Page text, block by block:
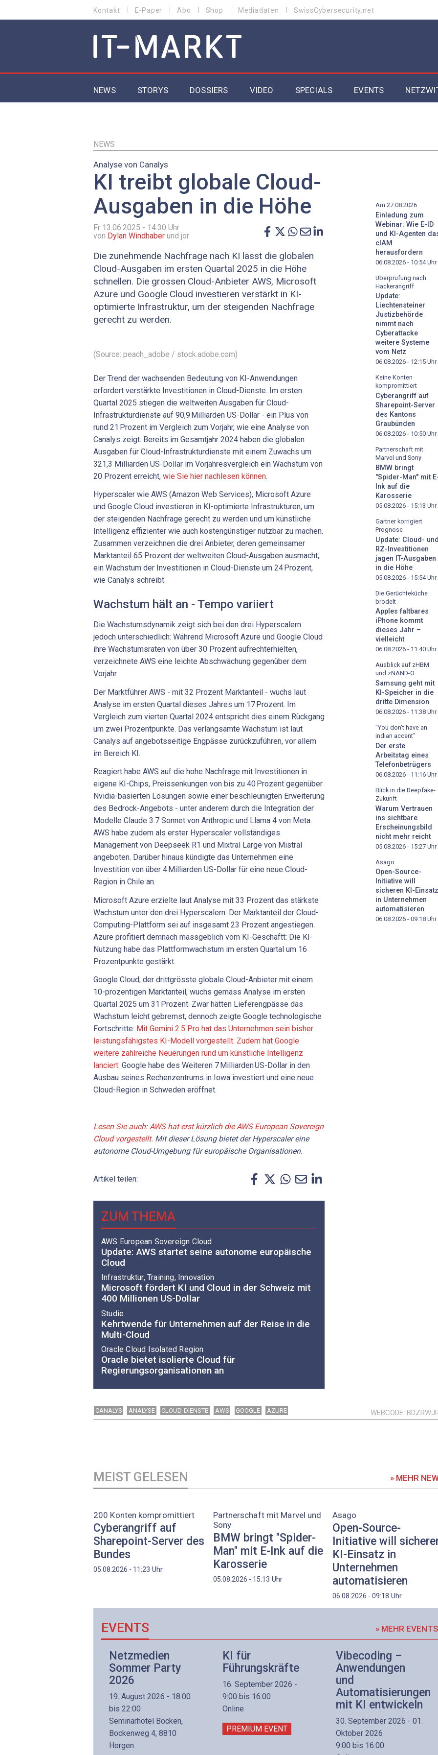
zum
MENU
Kontakt E-Paper Abo Shop Mediadaten SwissCybersecurity.net
MAIN NAVIGATION
NEWS STORYS DOSSIERS
EU-DSGVO
VIDEO SPECIALS
Artificial Intelligence 2025
EVENTS
NEWS
Analyse von Canalys
KI treibt globale Cloud-
Ausgaben in die Höhe
Fr 13.06.2025 - 14:30 Uhr
von Dylan Windhaber und jor
Die zunehmende Nachfrage nach KI lässt die globalen
Cloud-Ausgaben im ersten Quartal 2025 in die Höhe
schnellen. Die grossen Cloud-Anbieter AWS, Microsoft
Azure und Google Cloud investieren verstärkt in KI-
optimierte Infrastruktur, um der steigenden Nachfrage
gerecht zu werden.
(Source: peach_adobe / stock.adobe.com)
Der Trend der wachsenden Bedeutung von KI-Anwendungen
erfordert verstärkte Investitionen in Cloud-Dienste. Im ersten
Quartal 2025 stiegen die weltweiten Ausgaben für Cloud-
Infrastrukturdienste auf 90,9 Milliarden US-Dollar - ein Plus von
rund 21 Prozent im Vergleich zum Vorjahr, wie eine Analyse von
Canalys zeigt. Bereits im Gesamtjahr 2024 haben die globalen
Ausgaben für Cloud-Infrastrukturdienste mit einem Zuwachs um
321,3 Milliarden US-Dollar im Vorjahresvergleich ein Wachstum von
20 Prozent erreicht, wie Sie hier nachlesen können.
Hyperscaler wie AWS (Amazon Web Services), Microsoft Azure
und Google Cloud investieren in KI-optimierte Infrastrukturen, um
der steigenden Nachfrage gerecht zu werden und um künstliche
Intelligenz effizienter wie auch kostengünstiger nutzbar zu machen.
Zusammen verzeichnen die drei Anbieter, deren gemeinsamer
Marktanteil 65 Prozent der weltweiten Cloud-Ausgaben ausmacht,
ein Wachstum der Investitionen in Cloud-Dienste um 24 Prozent,
wie Canalys schreibt.
Wachstum hält an - Tempo variiert
Die Wachstumsdynamik zeigt sich bei den drei Hyperscalern
jedoch unterschiedlich: Während Microsoft Azure und Google Cloud
ihre Wachstumsraten von über 30 Prozent aufrechterhielten,
verzeichnete AWS eine leichte Abschwächung gegenüber dem
Vorjahr.
Der Marktführer AWS - mit 32 Prozent Marktanteil - wuchs laut
Analyse im ersten Quartal dieses Jahres um 17 Prozent. Im
Vergleich zum vierten Quartal 2024 entspricht dies einem Rückgang
um zwei Prozentpunkte. Das verlangsamte Wachstum ist laut
Canalys auf angebotsseitige Engpässe zurückzuführen, vor allem
im Bereich KI.
Reagiert habe AWS auf die hohe Nachfrage mit Investitionen in
eigene KI-Chips, Preissenkungen von bis zu 40 Prozent gegenüber
Nvidia-basierten Lösungen sowie einer beschleunigten Erweiterung
des Bedrock-Angebots - unter anderem durch die Integration der
Modelle Claude 3.7 Sonnet von Anthropic und Llama 4 von Meta.
AWS habe zudem als erster Hyperscaler vollständiges
Management von Deepseek R1 und Mixtral Large von Mistral
angeboten. Darüber hinaus kündigte das Unternehmen eine
Investition von über 4 Milliarden US-Dollar für eine neue Cloud-
Region in Chile an.
Microsoft Azure erzielte laut Analyse mit 33 Prozent das stärkste
Wachstum unter den drei Hyperscalern. Der Marktanteil der Cloud-
Computing-Plattform sei auf insgesamt 23 Prozent angestiegen.
Azure profitiert demnach massgeblich vom KI-Geschäftt: Die KI-
Nutzung habe das Plattformwachstum im ersten Quartal um 16
Prozentpunkte gestärkt.
Google Cloud, der drittgrösste globale Cloud-Anbieter mit einem
10-prozentigen Marktanteil, wuchs gemäss Analyse im ersten
Quartal 2025 um 31 Prozent. Zwar hätten Lieferengpässe das
Wachstum leicht gebremst, dennoch zeigte Google technologische
Fortschritte: Mit Gemini 2.5 Pro hat das Unternehmen sein bisher
leistungsfähigstes KI-Modell vorgestellt. Zudem hat Google
weitere zahlreiche Neuerungen rund um künstliche Intelligenz
lanciert. Google habe des Weiteren 7 Milliarden US-Dollar in den
Ausbau seines Rechenzentrums in Iowa investiert und eine neue
Cloud-Region in Schweden eröffnet.
Lesen Sie auch: AWS hat erst kürzlich die AWS European Sovereign
Cloud vorgestellt. Mit dieser Lösung bietet der Hyperscaler eine
autonome Cloud-Umgebung für europäische Organisationen.
Artikel teilen:
ZUM THEMA
AWS European Sovereign Cloud
Update: AWS startet seine autonome europäische
Cloud
Infrastruktur, Training, Innovation
Microsoft fördert KI und Cloud in der Schweiz mit
400 Millionen US-Dollar
Studie
Kehrtwende für Unternehmen auf der Reise in die
Multi-Cloud
Oracle Cloud Isolated Region
Oracle bietet isolierte Cloud für
Regierungsorganisationen an
Am 27.08.2026
Einladung zum
Webinar: Wie E-ID
und KI-Agenten
cIAM
herausfordern
06.08.2026 - 10:54Uhr
Überprüfung nach
Hackerangriff
Update:
Liechtensteiner
Justizbehörde
nimmt nach
Cyberattacke
weitere Systeme
vom Netz
06.08.2026 - 12:15 Uhr
Keine Konten
kompromittiert
Cyberangriff auf
Sharepoint-Server
des Kantons
Graubünden
06.08.2026 - 10:50 Uhr
Partnerschaft mit
Marvel und Sony
BMW bringt
"Spider-Man" mit
Ink auf die
Karosserie
05.08.2026 - 15:13 Uhr
Gartner korrigiert
Prognose
Update: Cloud- und
RZ-Investitionen
jagen IT-Ausgaben
in die Höhe
05.08.2026 - 15:54Uhr
Die Gerüchteküche
brodelt
Apples faltbares
iPhone kommt
dieses Jahr –
vielleicht
06.08.2026 - 11:40 Uhr
Ausblick auf zHBM
und zNAND-O
Samsung geht mit
KI-Speicher in die
dritte Dimension
06.08.2026 - 11:38 Uhr
"You don't have an
indian accent"
Der erste
Arbeitstag eines
Telefonbetrügers
06.08.2026 - 11:16 Uhr
Blick in die Deepfake-
Zukunft
Warum Vertrauen
ins sichtbare
Erscheinungsbild
nicht mehr reicht
05.08.2026 - 15:27 Uhr
Asago
Open-Source-
Initiative will
sicheren KI-Einsatz
in Unternehmen
automatisieren
06.08.2026 - 09:18 Uhr
CANALYS ANALYSE CLOUD-DIENSTE AWS GOOGLE AZURE WEBCODE
MEIST GELESEN » MEHR
200 Konten kompromittiert
Cyberangriff auf
Sharepoint-Server des
Bundes
05.08.2026 - 11:23 Uhr
Partnerschaft mit Marvel und
Sony
BMW bringt "Spider-
Man" mit E-Ink auf die
Karosserie
05.08.2026 - 15:13 Uhr
Asago
Open-Source-
Initiative will
KI-Einsatz in
Unternehmen
automatisieren
06.08.2026 - 09:18 Uhr
EVENTS » MEHR EVENTS
Netzmedien
Sommer Party
2026
19. August 2026 - 18:00
bis 22:00
Seminarhotel Bocken,
Bockenweg 4, 8810
Horgen
KI für
Führungskräfte
16. September 2026 -
9:00 bis 16:00
Online
PREMIUM EVENT
Vibecoding –
Anwendungen
und
Automatisierungen
mit KI entwickeln
30. September 2026 - 01.
Oktober 2026
9:00 bis 16:00